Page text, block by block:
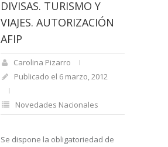
DIVISAS. TURISMO Y
VIAJES. AUTORIZACIÓN
AFIP
Carolina Pizarro
Publicado el 6 marzo, 2012
Novedades Nacionales
Se dispone la obligatoriedad de